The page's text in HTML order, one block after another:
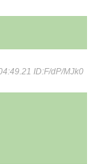
ID:F/dP/MJk0